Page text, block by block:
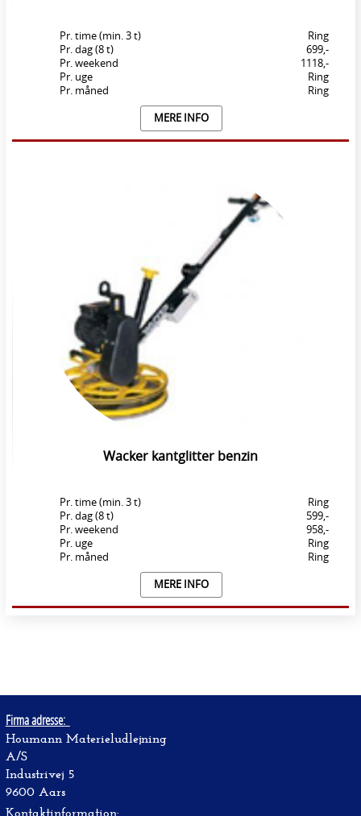
Pr. time (min. 3 t)
Ring
Pr. dag (8 t)
699,-
Pr. weekend
1118,-
Pr. uge
Ring
Pr. måned
Ring
MERE INFO
Wacker kantglitter benzin
Pr. time (min. 3 t)
Ring
Pr. dag (8 t)
599,-
Pr. weekend
958,-
Pr. uge
Ring
Pr. måned
Ring
MERE INFO
Firma adresse:
Houmann Materieludlejning
A/S
Industrivej 5
9600 Aars